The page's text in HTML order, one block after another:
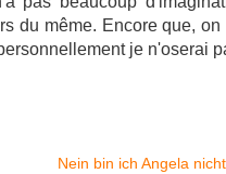
du même. Encore que,
je n'oserai